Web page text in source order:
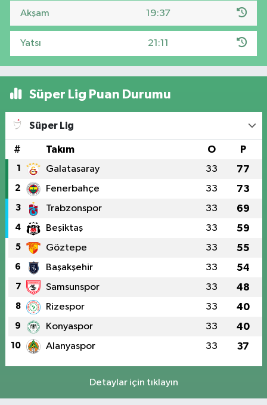
Akşam 19:37
Yatsı 21:11
Süper Lig Puan Durumu
Süper Lig
# Takım O P
1 Galatasaray 33 77
2 Fenerbahçe 33 73
3 Trabzonspor 33 69
4 Beşiktaş 33 59
5 Göztepe 33 55
6 Başakşehir 33 54
7 Samsunspor 33 48
8 Rizespor 33 40
9 Konyaspor 33 40
10 Alanyaspor 33 37
Detaylar için tıklayın